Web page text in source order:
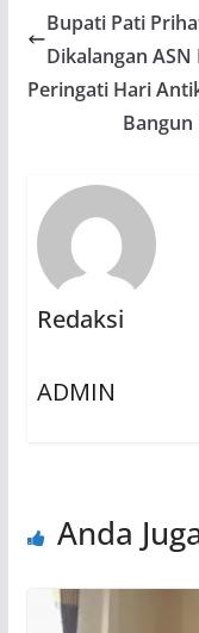
Bupati Pati
Dikalangan
Peringati Hari
Redaksi
ADMIN
Anda